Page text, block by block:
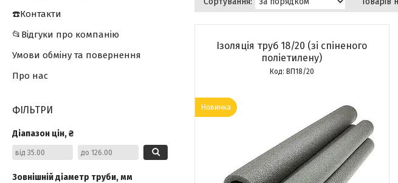
Ізоляція труб 18/20 (зі спіненого
поліетилену)
ВП18/20
Новинка
☎️Контакти
📂Відгуки про компанію
Умови обміну та повернення
Про нас
ФІЛЬТРИ
Діапазон цін, ₴
Зовнішній діаметр труби, мм